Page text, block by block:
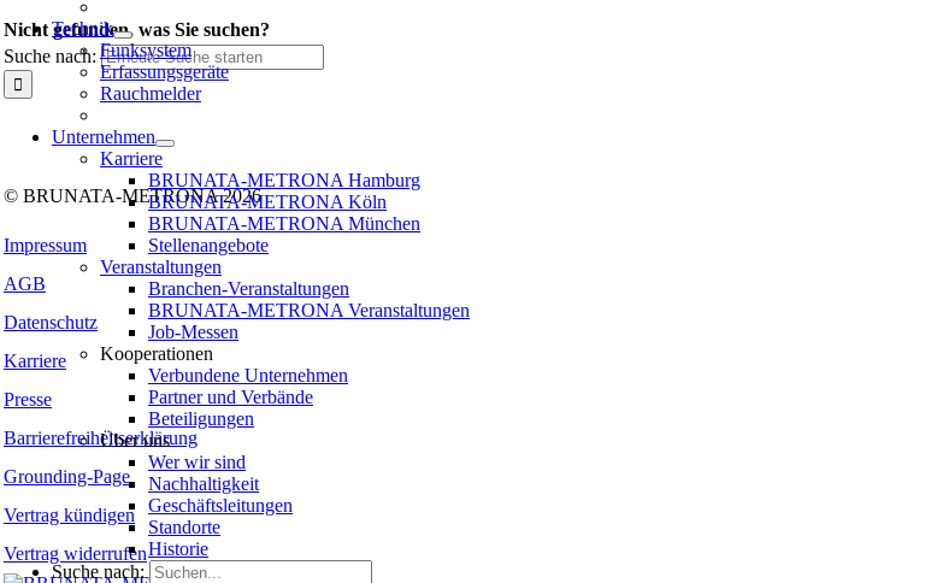
Technik
Funksystem
Erfassungsgeräte
Rauchmelder
Unternehmen
Karriere
BRUNATA-METRONA Hamburg
BRUNATA-METRONA Köln
BRUNATA-METRONA München
Stellenangebote
Veranstaltungen
Branchen-Veranstaltungen
BRUNATA-METRONA Veranstaltungen
Job-Messen
Kooperationen
Verbundene Unternehmen
Partner und Verbände
Beteiligungen
Über uns
Wer wir sind
Nachhaltigkeit
Geschäftsleitungen
Standorte
Historie
Suche nach:
Nicht gefunden, was Sie suchen?
Suche nach:
Folgen Sie uns auf:
Facebook Instagram
© BRUNATA-METRONA 2026
Impressum
AGB
Datenschutz
Karriere
Presse
Barrierefreiheitserklärung
Grounding-Page
Vertrag kündigen
Vertrag widerrufen